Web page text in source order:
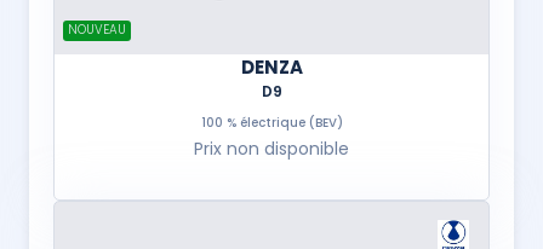
NOUVEAU
DENZA
D9
100 % électrique (BEV)
Prix non disponible